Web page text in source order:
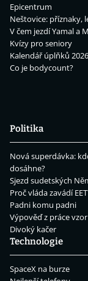
Epicentrum
Neštovice: příznaky,
V čem jezdí Yamal a
Kvízy pro seniory
Kalendář úplňků 2026
Co je bodycount?
Politika
Nová superdávka:
dosáhne?
Sjezd sudetských
Proč vláda zavádí
Padni komu padni
Výpověď z práce vzor
Divoký kačer
Technologie
SpaceX na burze